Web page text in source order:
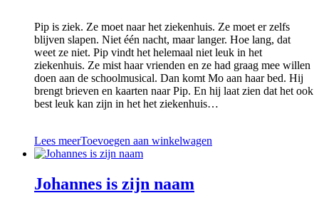
Pip is ziek. Ze moet naar het ziekenhuis. Ze moet er zelfs
blijven slapen. Niet één nacht, maar langer. Hoe lang, dat
weet ze niet. Pip vindt het helemaal niet leuk in het
ziekenhuis. Ze mist haar vrienden en ze had graag mee willen
doen aan de schoolmusical. Dan komt Mo aan haar bed. Hij
brengt brieven en kaarten naar Pip. En hij laat zien dat het ook
best leuk kan zijn in het het ziekenhuis…
Lees meerToevoegen aan winkelwagen
Johannes is zijn naam